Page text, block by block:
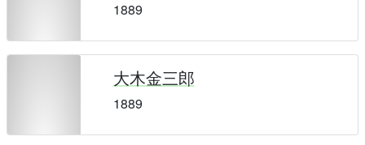
1889
大木金三郎
1889